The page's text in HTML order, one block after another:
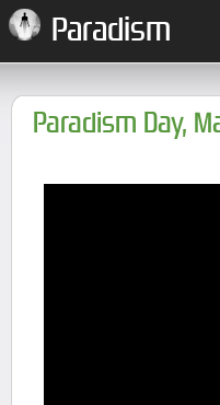
Paradism
Paradism Day,